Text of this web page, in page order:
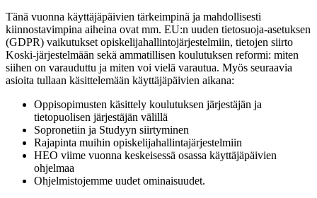
Tänä vuonna käyttäjäpäivien tärkeimpinä ja mahdollisesti
kiinnostavimpina aiheina ovat mm. EU:n uuden tietosuoja-asetuksen
(GDPR) vaikutukset opiskelijahallintojärjestelmiin, tietojen siirto
Koski-järjestelmään sekä ammatillisen koulutuksen reformi: miten
siihen on varauduttu ja miten voi vielä varautua. Myös seuraavia
asioita tullaan käsittelemään käyttäjäpäivien aikana:
Oppisopimusten käsittely koulutuksen järjestäjän ja
tietopuolisen järjestäjän välillä
Sopronetiin ja Studyyn siirtyminen
Rajapinta muihin opiskelijahallintajärjestelmiin
HEO viime vuonna keskeisessä osassa käyttäjäpäivien
ohjelmaa
Ohjelmistojemme uudet ominaisuudet.